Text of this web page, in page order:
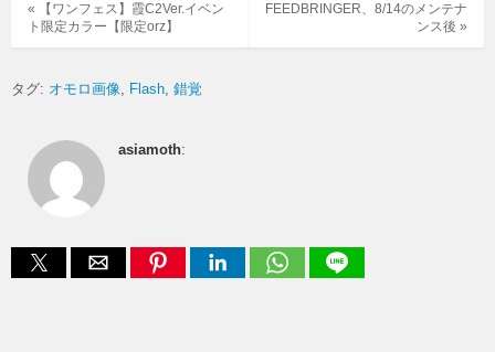
FEEDBRINGER、8/14のメンテナ
ンス後 »
« 【ワンフェス】霞C2Ver.イベン
ト限定カラー【限定orz】
タグ: オモロ画像 Flash 錯覚
asiamoth: